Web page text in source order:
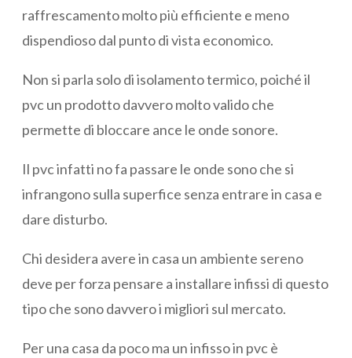
raffrescamento molto più efficiente e meno
dispendioso dal punto di vista economico.
Non si parla solo di isolamento termico, poiché il
pvc un prodotto davvero molto valido che
permette di bloccare ance le onde sonore.
Il pvc infatti no fa passare le onde sono che si
infrangono sulla superfice senza entrare in casa e
dare disturbo.
Chi desidera avere in casa un ambiente sereno
deve per forza pensare a installare infissi di questo
tipo che sono davvero i migliori sul mercato.
Per una casa da poco ma un infisso in pvc è